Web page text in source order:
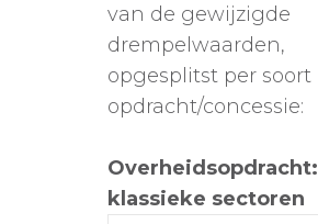
van de gewijzigde
drempelwaarden,
opgesplitst per soort
opdracht/concessie:
Overheidsopdracht:
klassieke sectoren